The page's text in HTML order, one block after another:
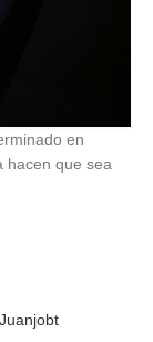
en
hacen que sea
Juanjobt